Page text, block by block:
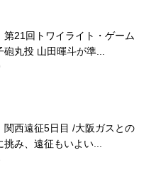
第21回トワイライト・ゲーム
砲丸投 山田暉斗が準...
関西遠征5日目 /大阪ガスとの
挑み、遠征もいよい...